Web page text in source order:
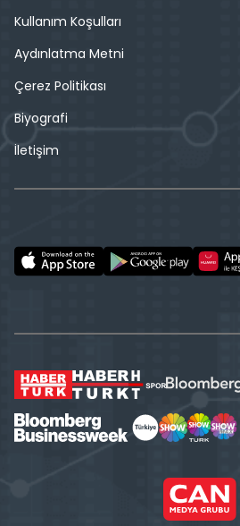
Kullanım Koşulları
Aydınlatma Metni
Çerez Politikası
Biyografi
İletişim